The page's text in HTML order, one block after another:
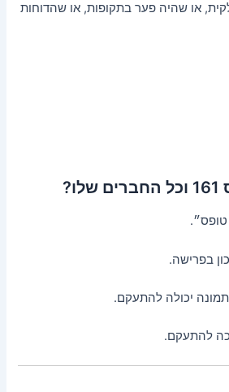
או שהיה פער בתקופות, או שהדוחות
בפרישה.
יכולה להתעקם.
להתעקם.